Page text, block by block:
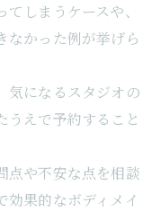
しまうケースや、
なかった例が挙げら
気になるスタジオの
うえで予約すること
点や不安な点を相談
効果的なボディメイ